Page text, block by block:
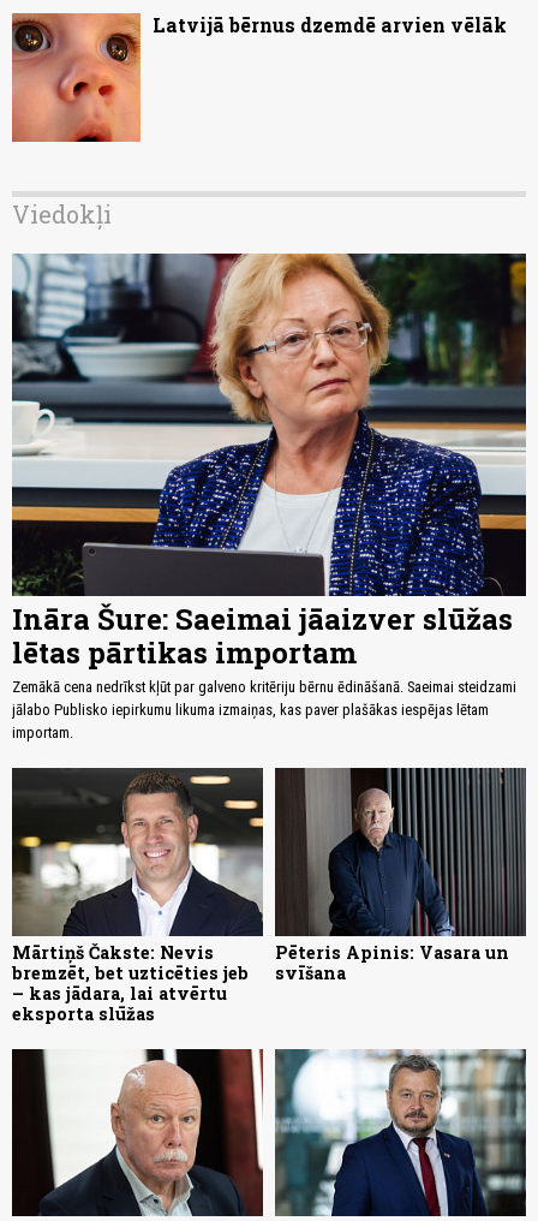
Latvijā bērnus dzemdē arvien vēlāk
Viedokļi
Ināra Šure: Saeimai jāaizver slūžas
lētas pārtikas importam
Zemākā cena nedrīkst kļūt par galveno kritēriju bērnu ēdināšanā. Saeimai steidzami
jālabo Publisko iepirkumu likuma izmaiņas, kas paver plašākas iespējas lētam
importam.
Mārtiņš Čakste: Nevis
bremzēt, bet uzticēties jeb
– kas jādara, lai atvērtu
eksporta slūžas
Pēteris Apinis: Vasara un
svīšana